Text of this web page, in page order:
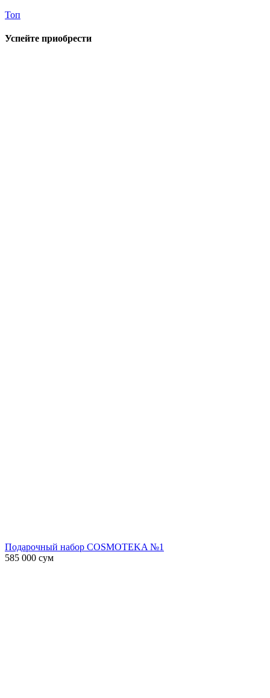
Топ
Успейте приобрести
Подарочный набор COSMOTEKA №1
585 000 сум